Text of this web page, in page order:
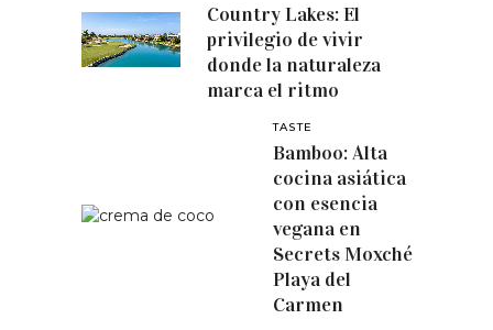
Country Lakes: El
privilegio de vivir
donde la naturaleza
marca el ritmo
TASTE
Bamboo: Alta
cocina asiática
con esencia
vegana en
Secrets Moxché
Playa del
Carmen